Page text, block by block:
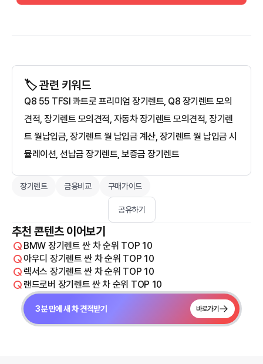
🏷️ 관련 키워드
Q8 55 TFSI 콰트로 프리미엄 장기렌트, Q8 장기렌트 모의
견적, 장기렌트 모의견적, 자동차 장기렌트 모의견적, 장기렌
트 월납입금, 장기렌트 월 납입금 계산, 장기렌트 월 납입금 시
뮬레이션, 선납금 장기렌트, 보증금 장기렌트
장기렌트 금융비교 구매가이드
공유하기
추천 콘텐츠 이어보기
BMW 장기렌트 싼 차 순위 TOP 10
아우디 장기렌트 싼 차 순위 TOP 10
렉서스 장기렌트 싼 차 순위 TOP 10
랜드로버 장기렌트 싼 차 순위 TOP 10
3분 만에 새 차 견적받기 바로가기